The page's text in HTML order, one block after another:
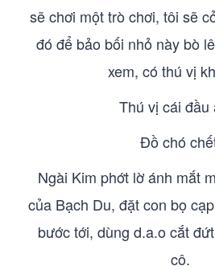
sẽ chơi một trò chơi, tôi sẽ
đó để bảo bối nhỏ này bò
xem, có thú vị
Thú vị cái đầu
Đồ chó
Ngài Kim phớt lờ ánh mắt
của Bạch Du, đặt con bọ
bước tới, dùng d.a.o cắt
cô.